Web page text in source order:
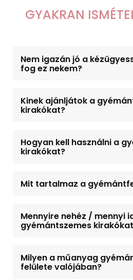
GYAKRAN
Nem igazán jó a
fog ez nekem?
Kinek ajánljátok a
kirakókat?
Hogyan kell használni a
kirakókat?
Mit tartalmaz a
Mennyire nehéz / mennyi
gyémántszemes
Milyen a műanyag
felülete valójában?